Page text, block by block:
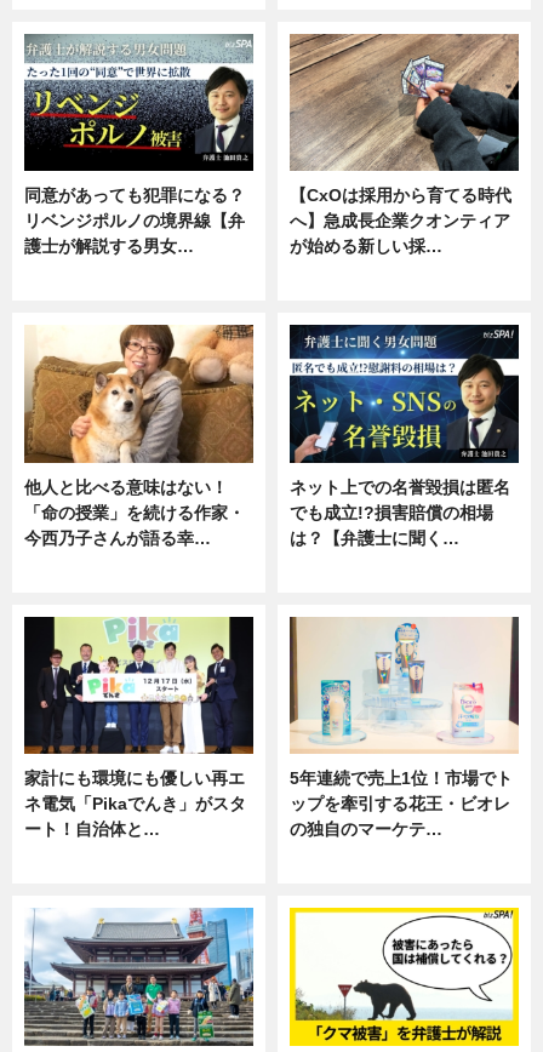
同意があっても犯罪になる？
リベンジポルノの境界線【弁
護士が解説する男女…
【CxOは採用から育てる時代
へ】急成長企業クオンティア
が始める新しい採…
他人と比べる意味はない！
「命の授業」を続ける作家・
今西乃子さんが語る幸…
ネット上での名誉毀損は匿名
でも成立!?損害賠償の相場
は？【弁護士に聞く…
家計にも環境にも優しい再エ
ネ電気「Pikaでんき」がスタ
ート！自治体と…
5年連続で売上1位！市場でト
ップを牽引する花王・ビオレ
の独自のマーケテ…